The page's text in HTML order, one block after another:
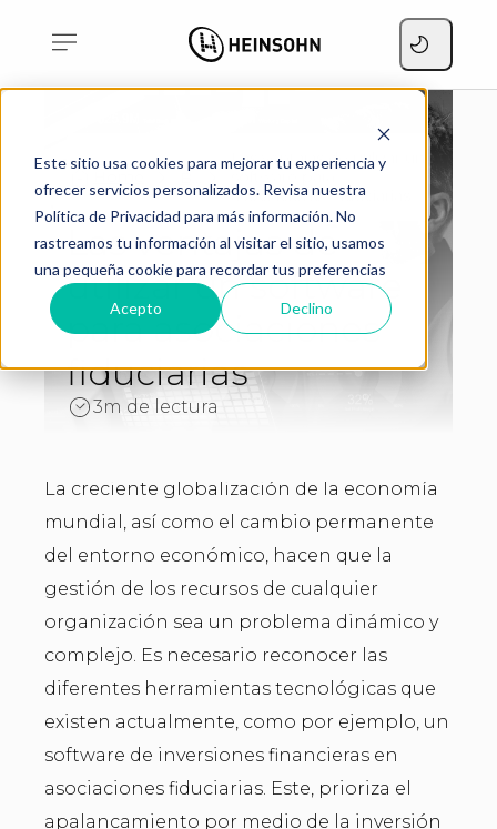
Este sitio usa cookies para mejorar tu experiencia y
ofrecer servicios personalizados. Revisa nuestra
Política de Privacidad para más información. No
rastreamos tu información al visitar el sitio, usamos
una pequeña cookie para recordar tus preferencias
Acepto Declino
Las ventajas de utilizar un
software para
asociaciones fiduciarias
Las ventajas de
utilizar un software
para asociaciones
fiduciarias
3m de lectura
La creciente globalización de la economía
mundial, así como el cambio permanente
del entorno económico, hacen que la
gestión de los recursos de cualquier
organización sea un problema dinámico y
complejo. Es necesario reconocer las
diferentes herramientas tecnológicas que
existen actualmente, como por ejemplo, un
software de inversiones financieras en
asociaciones fiduciarias. Este, prioriza el
apalancamiento por medio de la inversión